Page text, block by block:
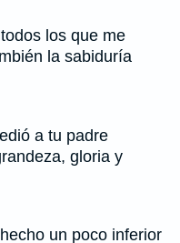
los que me
la sabiduría
a tu padre
gloria y
un poco inferior